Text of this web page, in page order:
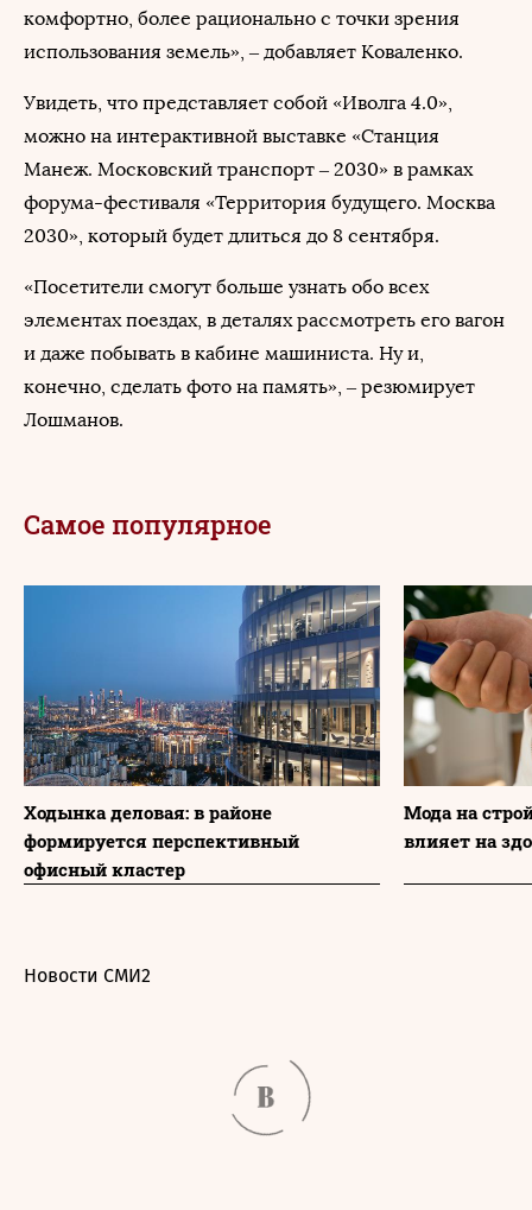
комфортно, более рационально с точки зрения
использования земель», – добавляет Коваленко.
Увидеть, что представляет собой «Иволга 4.0»,
можно на интерактивной выставке «Станция
Манеж. Московский транспорт – 2030» в рамках
форума-фестиваля «Территория будущего. Москва
2030», который будет длиться до 8 сентября.
«Посетители смогут больше узнать обо всех
элементах поездах, в деталях рассмотреть его вагон
и даже побывать в кабине машиниста. Ну и,
конечно, сделать фото на память», – резюмирует
Лошманов.
Самое популярное
Ходынка деловая: в районе
формируется перспективный
офисный кластер
Мода на
влияет на
Новости СМИ2